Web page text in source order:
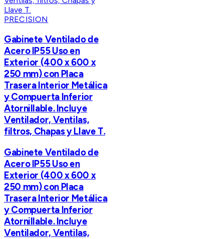
PRECISION
Gabinete Ventilado de
Acero IP55 Uso en
Exterior (400 x 600 x
250 mm) con Placa
Trasera Interior Metálica
y Compuerta Inferior
Atornillable. Incluye
Ventilador, Ventilas,
filtros, Chapas y Llave T.
Gabinete Ventilado de
Acero IP55 Uso en
Exterior (400 x 600 x
250 mm) con Placa
Trasera Interior Metálica
y Compuerta Inferior
Atornillable. Incluye
Ventilador, Ventilas,